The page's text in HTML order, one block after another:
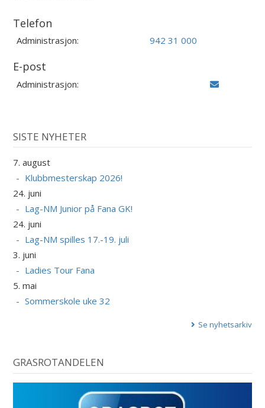
Telefon
Administrasjon: 942 31 000
E-post
Administrasjon:
SISTE NYHETER
7. august
Klubbmesterskap 2026!
24. juni
Lag-NM Junior på Fana GK!
24. juni
Lag-NM spilles 17.-19. juli
3. juni
Ladies Tour Fana
5. mai
Sommerskole uke 32
Se nyhetsarkiv
GRASROTANDELEN